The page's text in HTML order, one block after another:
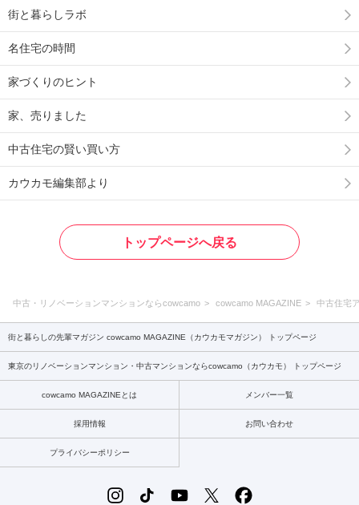
街と暮らしラボ
名住宅の時間
家づくりのヒント
家、売りました
中古住宅の賢い買い方
カウカモ編集部より
トップページへ戻る
中古・リノベーションマンションならcowcamo cowcamo MAGAZINE 中古住宅
街と暮らしの先輩マガジン cowcamo MAGAZINE（カウカモマガジン） トップページ
東京のリノベーションマンション・中古マンションならcowcamo（カウカモ） トップページ
cowcamo MAGAZINEとは メンバー一覧
採用情報 お問い合わせ
プライバシーポリシー